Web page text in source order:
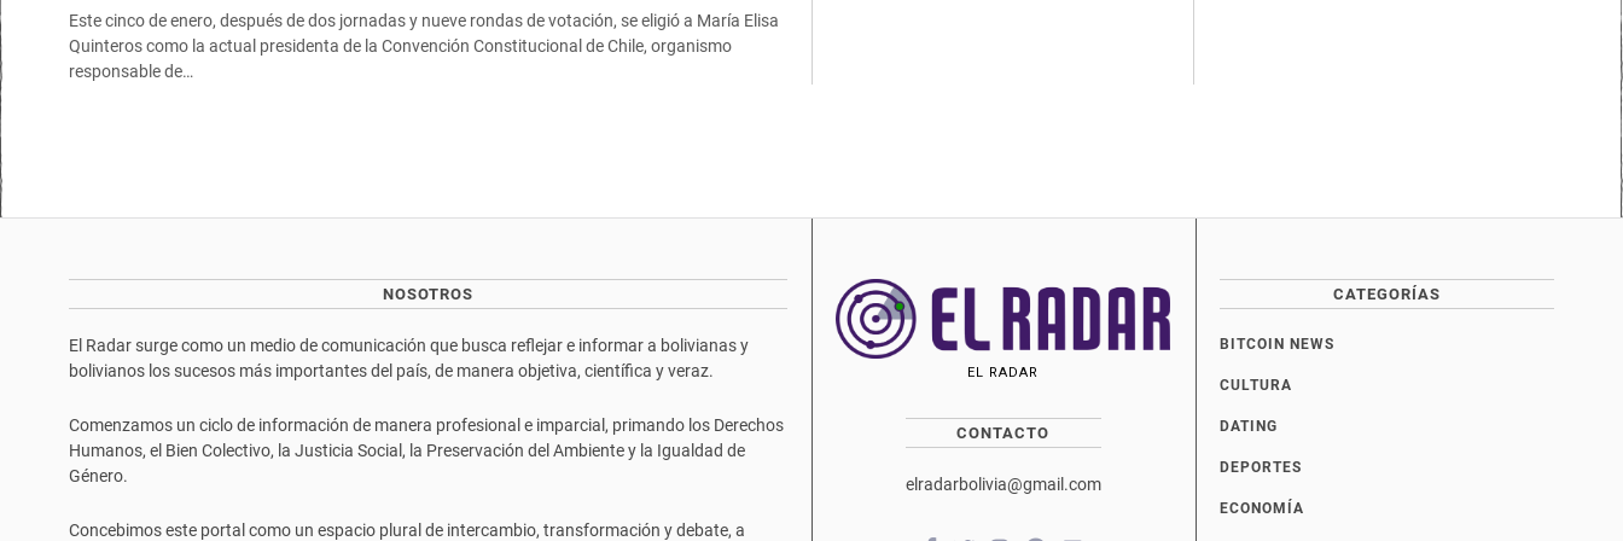
Este cinco de enero, después de dos jornadas y nueve rondas de votación, se eligió a María Elisa
Quinteros como la actual presidenta de la Convención Constitucional de Chile, organismo
responsable de…
NOSOTROS
El Radar surge como un medio de comunicación que busca reflejar e informar a bolivianas y
bolivianos los sucesos más importantes del país, de manera objetiva, científica y veraz.
Comenzamos un ciclo de información de manera profesional e imparcial, primando los Derechos
Humanos, el Bien Colectivo, la Justicia Social, la Preservación del Ambiente y la Igualdad de
Género.
Concebimos este portal como un espacio plural de intercambio, transformación y debate, a
EL RADAR
CONTACTO
elradarbolivia@gmail.com
CATEGORÍAS
BITCOIN NEWS
CULTURA
DATING
DEPORTES
ECONOMÍA